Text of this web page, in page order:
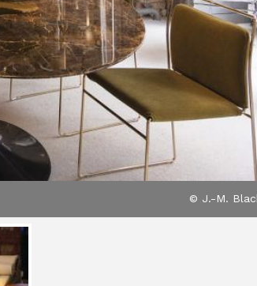
© J.-M.